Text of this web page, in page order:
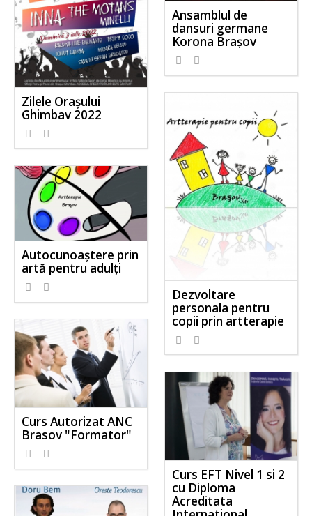
Zilele Orașului
Ghimbav 2022
Ansamblul de
dansuri germane
Korona Brașov
Dezvoltare
personala pentru
copii prin artterapie
Autocunoaştere prin
artă pentru adulţi
Curs Autorizat ANC
Brasov "Formator"
Curs EFT Nivel 1 si 2
cu Diploma
Acreditata